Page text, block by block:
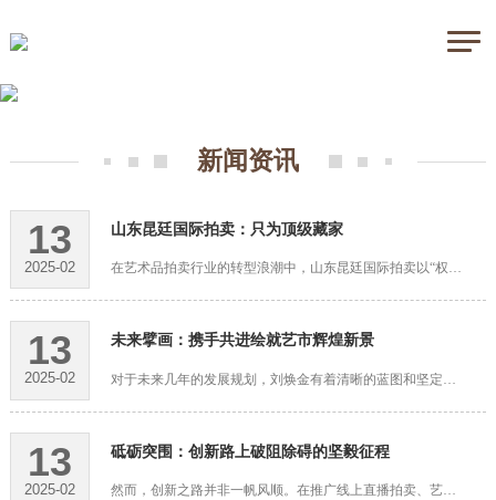
新闻资讯
13
2025-02
山东昆廷国际拍卖：只为顶级藏家
在艺术品拍卖行业的转型浪潮中，山东昆廷国际拍卖以“权威立根、匠心选品、创新破局”···
13
2025-02
未来擘画：携手共进绘就艺市辉煌新景
13
2025-02
砥砺突围：创新路上破阻除碍的坚毅征程
然而，创新之路并非一帆风顺。在推广线上直播拍卖、艺术品银行和藏品配股等创新模式的···